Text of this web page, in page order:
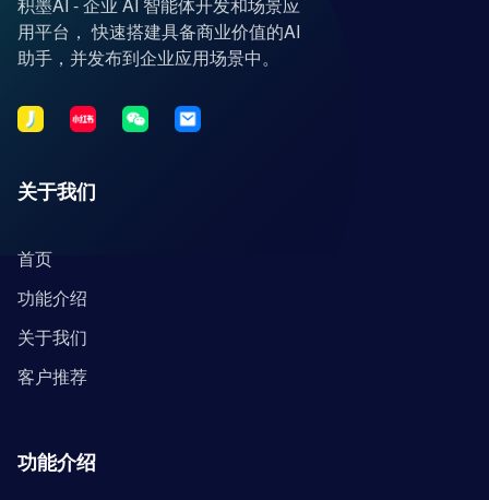
积墨AI - 企业 AI 智能体开发和场景应
用平台， 快速搭建具备商业价值的AI
助手，并发布到企业应用场景中。
关于我们
首页
功能介绍
关于我们
客户推荐
功能介绍